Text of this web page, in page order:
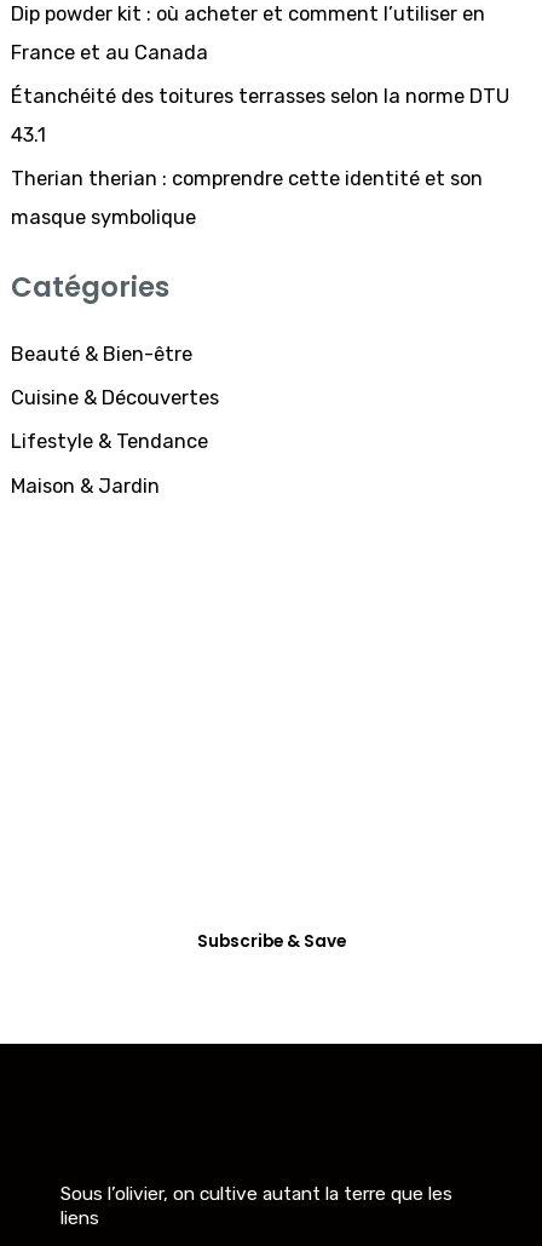
e
r
:
Dip powder kit : où acheter et comment l’utiliser en
France et au Canada
Étanchéité des toitures terrasses selon la norme DTU
43.1
Therian therian : comprendre cette identité et son
masque symbolique
Catégories
Beauté & Bien-être
Cuisine & Découvertes
Lifestyle & Tendance
Maison & Jardin
Subscribe & Save
Sous l’olivier, on cultive autant la terre que les
liens